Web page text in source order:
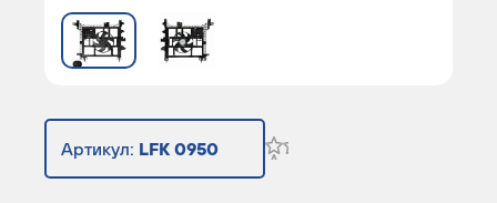
Артикул: LFK 0950